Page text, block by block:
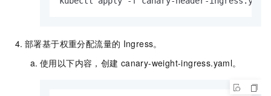
部署基于权重分配流量的 Ingress。
使用以下内容，创建 canary-weight-ingress.yaml。